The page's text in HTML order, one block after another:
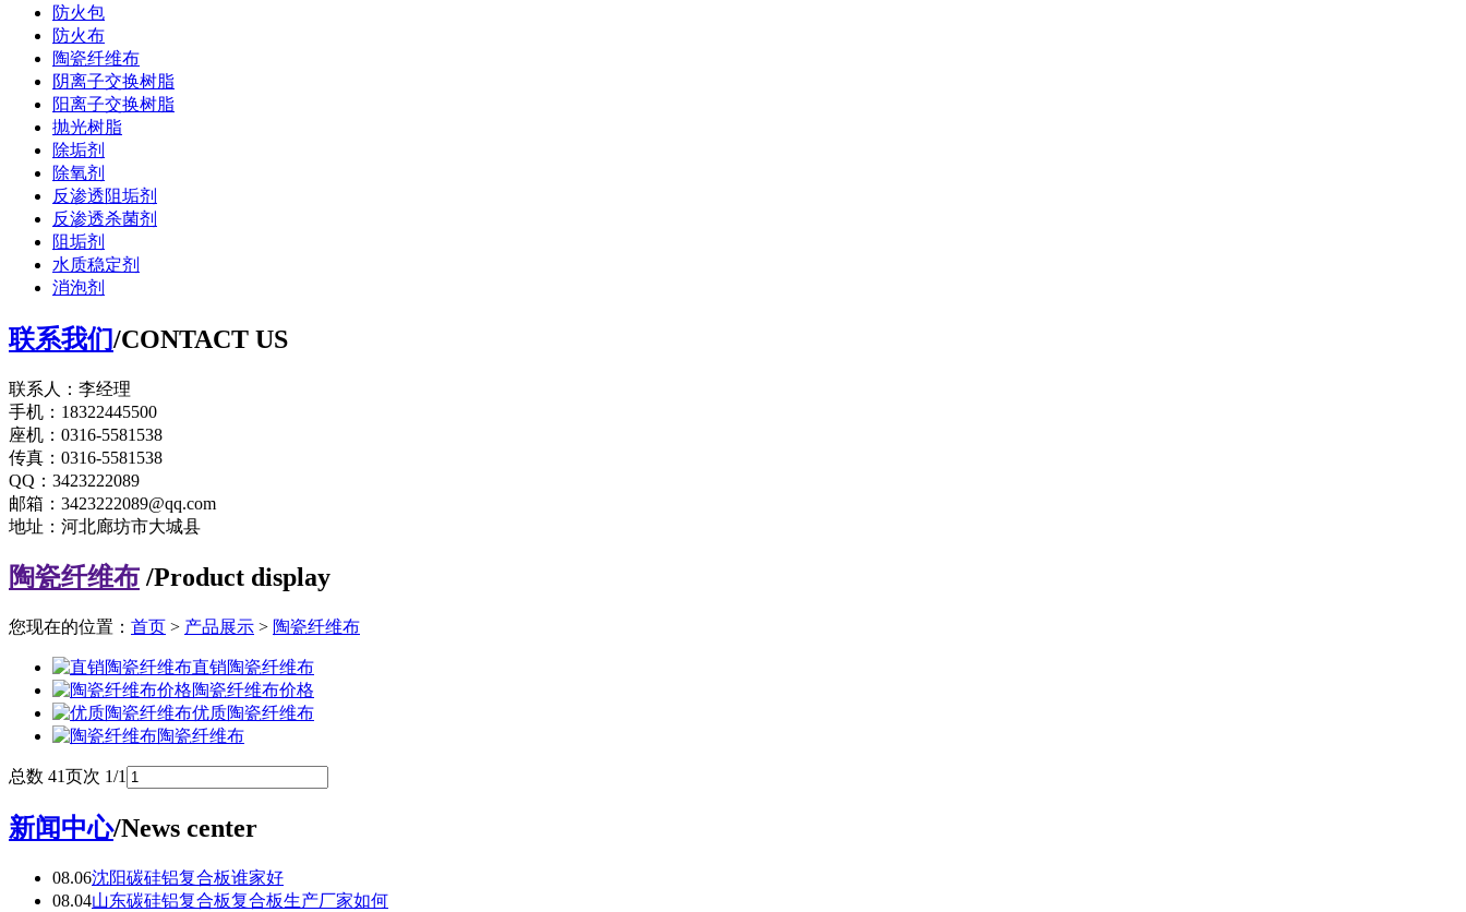
防火包
防火布
陶瓷纤维布
阴离子交换树脂
阳离子交换树脂
抛光树脂
除垢剂
除氧剂
反渗透阻垢剂
反渗透杀菌剂
阻垢剂
水质稳定剂
消泡剂
联系我们/CONTACT US
联系人：李经理
手机：18322445500
座机：0316-5581538
传真：0316-5581538
QQ：3423222089
邮箱：3423222089@qq.com
地址：河北廊坊市大城县
陶瓷纤维布 /Product display
您现在的位置： 首页 > 产品展示 > 陶瓷纤维布
直销陶瓷纤维布
陶瓷纤维布价格
优质陶瓷纤维布
陶瓷纤维布
总数 41页次 1/1
新闻中心/News center
08.06沈阳碳硅铝复合板谁家好
08.04山东碳硅铝复合板复合板生产厂家如何